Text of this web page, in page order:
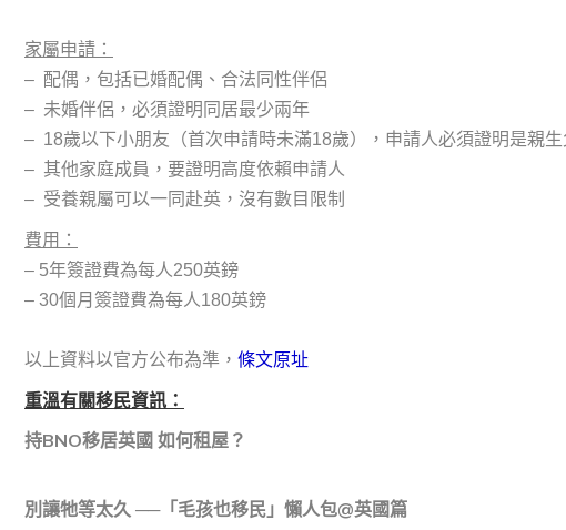
家屬申請：
– 配偶，包括已婚配偶、合法同性伴侶
– 未婚伴侶，必須證明同居最少兩年
– 18歲以下小朋友（首次申請時未滿18歲），申請人必須證明是親
– 其他家庭成員，要證明高度依賴申請人
– 受養親屬可以一同赴英，沒有數目限制
費用：
– 5年簽證費為每人250英鎊
– 30個月簽證費為每人180英鎊
以上資料以官方公布為準， 條文原址
重溫有關移民資訊：
持BNO移居英國 如何租屋？
別讓牠等太久 ──「毛孩也移民」懶人包@英國篇